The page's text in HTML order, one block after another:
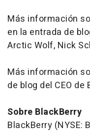
Más información
en la entrada de
Arctic Wolf, Nick
Más información
de blog del CEO
Sobre BlackBerry
BlackBerry (NYSE: